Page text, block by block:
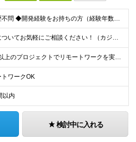
◆学歴不問 ◆開発経験をお持ちの方（経験年数不問） ＜こんな方は大歓迎！＞ ◎今の収入をもっと増やしたい ◎もっと上流の案件で活躍したい ◎将来のキャリアにつながる案件に携わりたい ◎自分のやりたい
給与についてお気軽にご相談ください！（カジュアル面談可能） 月給35万円～＋各種手当＋賞与2回 ※固定残業代は、時間外労働の有無に関わらず40時間分を87,500円～支給 ※超過分は別途支給 ※試用
◆2/3以上のプロジェクトでリモートワークを実施中！ ≪自社拠点≫ ・東京本社／東京都千代田区丸の内二丁目6番1号 丸の内パークビルディング6階 ・関西支社／⼤阪府⼤阪市中央区安⼟町2-3-13 ⼤
トワークOK
以内
検討中に入れる